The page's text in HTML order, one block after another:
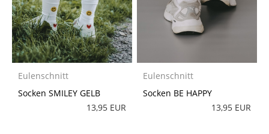
Eulenschnitt
Socken SMILEY GELB
13,95 EUR
Eulenschnitt
Socken BE HAPPY
13,95 EUR